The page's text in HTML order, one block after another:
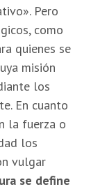
Pero
como
quienes se
misión
los
En cuanto
la fuerza o
los
vulgar
se define